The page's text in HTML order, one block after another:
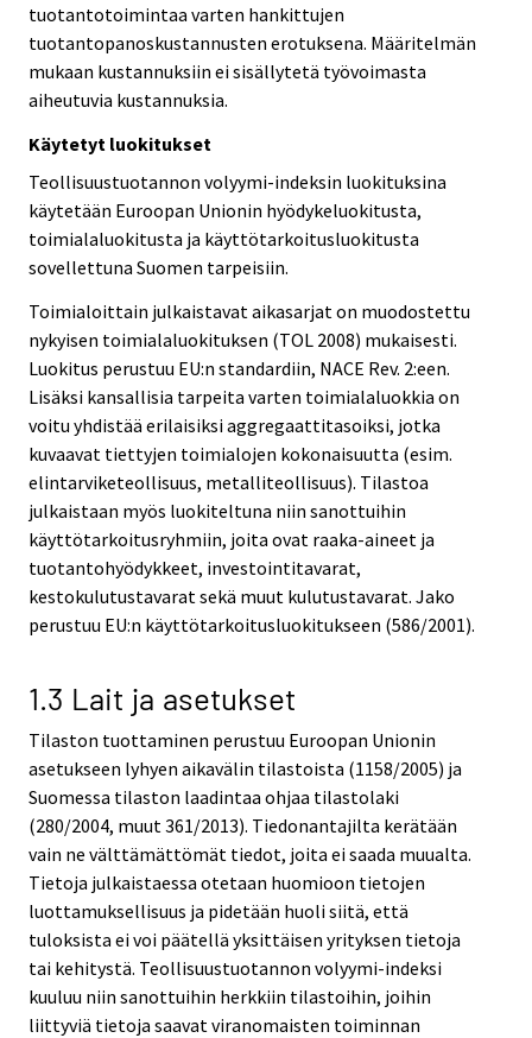
tuotantotoimintaa varten hankittujen
tuotantopanoskustannusten erotuksena. Määritelmän
mukaan kustannuksiin ei sisällytetä työvoimasta
aiheutuvia kustannuksia.
Käytetyt luokitukset
Teollisuustuotannon volyymi-indeksin luokituksina
käytetään Euroopan Unionin hyödykeluokitusta,
toimialaluokitusta ja käyttötarkoitusluokitusta
sovellettuna Suomen tarpeisiin.
Toimialoittain julkaistavat aikasarjat on muodostettu
nykyisen toimialaluokituksen (TOL 2008) mukaisesti.
Luokitus perustuu EU:n standardiin, NACE Rev. 2:een.
Lisäksi kansallisia tarpeita varten toimialaluokkia on
voitu yhdistää erilaisiksi aggregaattitasoiksi, jotka
kuvaavat tiettyjen toimialojen kokonaisuutta (esim.
elintarviketeollisuus, metalliteollisuus). Tilastoa
julkaistaan myös luokiteltuna niin sanottuihin
käyttötarkoitusryhmiin, joita ovat raaka-aineet ja
tuotantohyödykkeet, investointitavarat,
kestokulutustavarat sekä muut kulutustavarat. Jako
perustuu EU:n käyttötarkoitusluokitukseen (586/2001).
1.3 Lait ja asetukset
Tilaston tuottaminen perustuu Euroopan Unionin
asetukseen lyhyen aikavälin tilastoista (1158/2005) ja
Suomessa tilaston laadintaa ohjaa tilastolaki
(280/2004, muut 361/2013). Tiedonantajilta kerätään
vain ne välttämättömät tiedot, joita ei saada muualta.
Tietoja julkaistaessa otetaan huomioon tietojen
luottamuksellisuus ja pidetään huoli siitä, että
tuloksista ei voi päätellä yksittäisen yrityksen tietoja
tai kehitystä. Teollisuustuotannon volyymi-indeksi
kuuluu niin sanottuihin herkkiin tilastoihin, joihin
liittyviä tietoja saavat viranomaisten toiminnan